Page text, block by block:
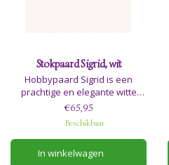
Stokpaard Sigrid, wit
Hobbypaard Sigrid is een
prachtige en elegante witte
schoonheid, ontworpen met
minutieuze aandacht voor
detail om de essentie van een
echt paard vast te leggen.
€65,95
Beschikbaar
In winkelwagen